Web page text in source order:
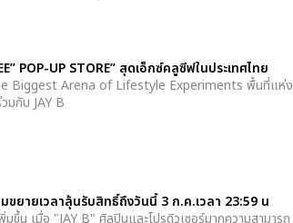
POP-UP STORE” สุดเอ็กซ์คลูซีฟในประเทศไทย
Biggest Arena of Lifestyle Experiments พื้นที่แห่ง
มกับ JAY B
ยายเวลาลุ้นรับสิทธิ์ถึงวันนี้ 3 ก.ค.เวลา 23:59 น
ขึ้น เมื่อ "JAY B" ศิลปินและโปรดิวเซอร์มากความสามารถ